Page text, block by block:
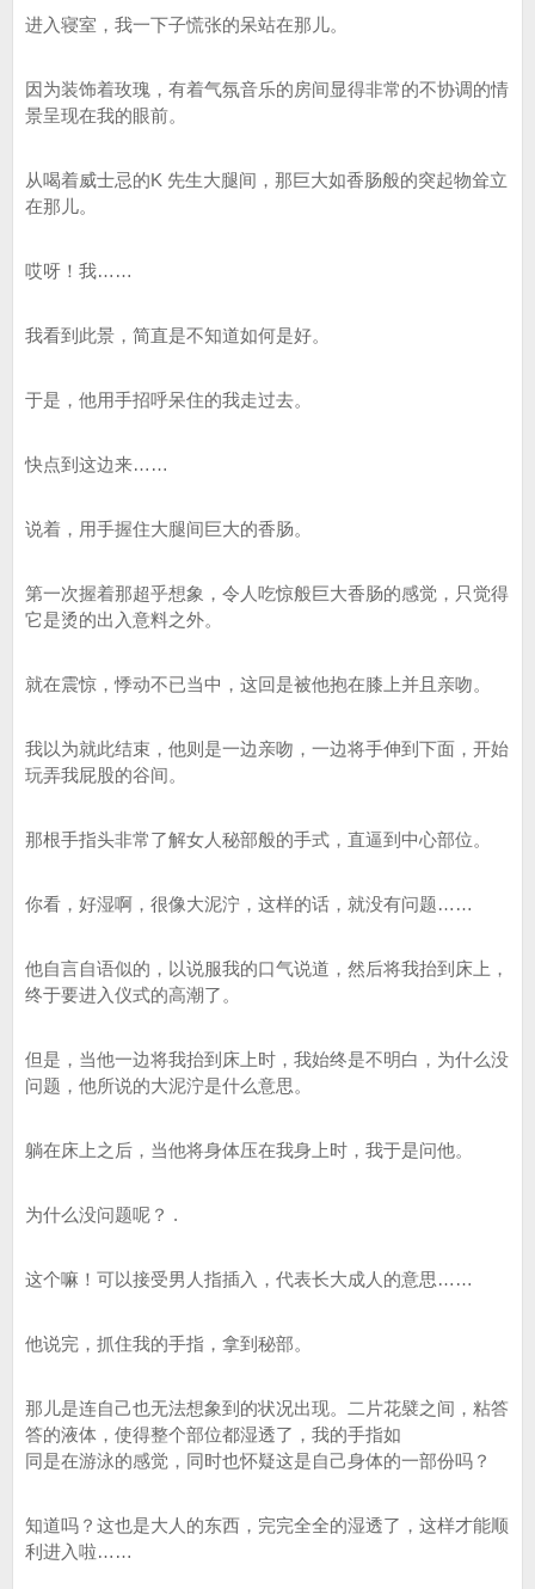
进入寝室，我一下子慌张的呆站在那儿。
因为装饰着玫瑰，有着气氛音乐的房间显得非常的不协调的情
景呈现在我的眼前。
从喝着威士忌的K 先生大腿间，那巨大如香肠般的突起物耸立
在那儿。
哎呀！我……
我看到此景，简直是不知道如何是好。
于是，他用手招呼呆住的我走过去。
快点到这边来……
说着，用手握住大腿间巨大的香肠。
第一次握着那超乎想象，令人吃惊般巨大香肠的感觉，只觉得
它是烫的出入意料之外。
就在震惊，悸动不已当中，这回是被他抱在膝上并且亲吻。
我以为就此结束，他则是一边亲吻，一边将手伸到下面，开始
玩弄我屁股的谷间。
那根手指头非常了解女人秘部般的手式，直逼到中心部位。
你看，好湿啊，很像大泥泞，这样的话，就没有问题……
他自言自语似的，以说服我的口气说道，然后将我抬到床上，
终于要进入仪式的高潮了。
但是，当他一边将我抬到床上时，我始终是不明白，为什么没
问题，他所说的大泥泞是什么意思。
躺在床上之后，当他将身体压在我身上时，我于是问他。
为什么没问题呢？ .
这个嘛！可以接受男人指插入，代表长大成人的意思……
他说完，抓住我的手指，拿到秘部。
那儿是连自己也无法想象到的状况出现。二片花襞之间，粘答
答的液体，使得整个部位都湿透了，我的手指如
同是在游泳的感觉，同时也怀疑这是自己身体的一部份吗？
知道吗？这也是大人的东西，完完全全的湿透了，这样才能顺
利进入啦……